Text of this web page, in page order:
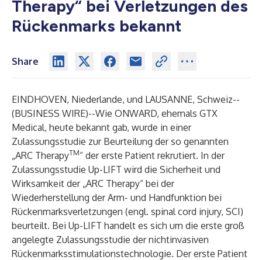
Therapy“ bei Verletzungen des
Rückenmarks bekannt
Share
EINDHOVEN, Niederlande, und LAUSANNE, Schweiz--
(BUSINESS WIRE)--Wie ONWARD, ehemals GTX
Medical, heute bekannt gab, wurde in einer
Zulassungsstudie zur Beurteilung der so genannten
„ARC TherapyTM“ der erste Patient rekrutiert. In der
Zulassungsstudie Up-LIFT wird die Sicherheit und
Wirksamkeit der „ARC Therapy“ bei der
Wiederherstellung der Arm- und Handfunktion bei
Rückenmarksverletzungen (engl. spinal cord injury, SCI)
beurteilt. Bei Up-LIFT handelt es sich um die erste groß
angelegte Zulassungsstudie der nichtinvasiven
Rückenmarksstimulationstechnologie. Der erste Patient